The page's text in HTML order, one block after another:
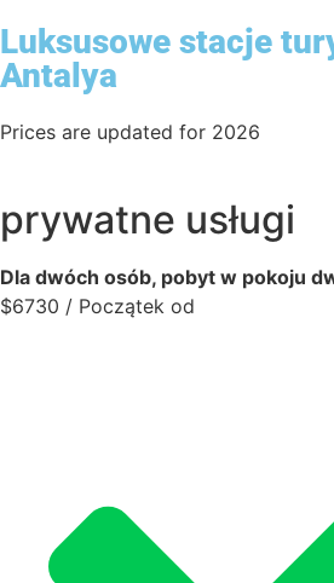
Luksusowe stacje
Antalya
Prices are updated for 2026
prywatne usługi
Dla dwóch osób, pobyt w pokoju
$6730 / Początek od